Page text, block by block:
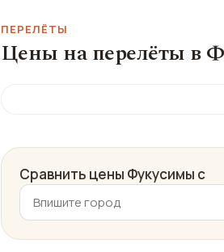
ПЕРЕЛЁТЫ
Цены на перелёты в
Сравнить цены Фукусимы с